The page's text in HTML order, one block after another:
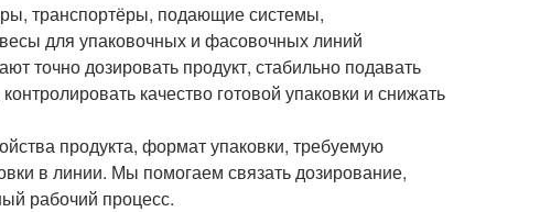
транспортёры, подающие системы,
для упаковочных и фасовочных линий
точно дозировать продукт, стабильно подавать
качество готовой упаковки и снижать
продукта, формат упаковки, требуемую
в линии. Мы помогаем связать дозирование,
рабочий процесс.